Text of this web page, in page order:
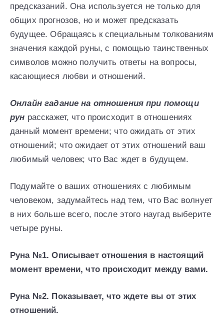
предсказаний. Она используется не только для
общих прогнозов, но и может предсказать
будущее. Обращаясь к специальным толкованиям
значения каждой руны, с помощью таинственных
символов можно получить ответы на вопросы,
касающиеся любви и отношений.
Онлайн гадание на отношения при помощи
рун расскажет, что происходит в отношениях
данный момент времени; что ожидать от этих
отношений; что ожидает от этих отношений ваш
любимый человек; что Вас ждет в будущем.
Подумайте о ваших отношениях с любимым
человеком, задумайтесь над тем, что Вас волнует
в них больше всего, после этого наугад выберите
четыре руны.
Руна №1. Описывает отношения в настоящий
момент времени, что происходит между вами.
Руна №2. Показывает, что ждете вы от этих
отношений.